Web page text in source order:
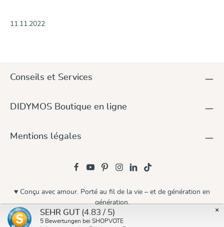
11.11.2022
Conseils et Services
DIDYMOS Boutique en ligne
Mentions légales
© 2026 Didymos
♥ Conçu avec amour. Porté au fil de la vie – et de génération en
génération.
×
SEHR GUT (4.83 / 5)
5 Bewertungen bei SHOPVOTE